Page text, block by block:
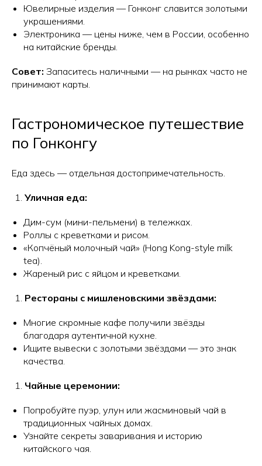
Ювелирные изделия — Гонконг славится золотыми
украшениями.
Электроника — цены ниже, чем в России, особенно
на китайские бренды.
Совет: Запаситесь наличными — на рынках часто не
принимают карты.
Гастрономическое путешествие
по Гонконгу
Еда здесь — отдельная достопримечательность.
Уличная еда:
Дим-сум (мини-пельмени) в тележках.
Роллы с креветками и рисом.
«Копчёный молочный чай» (Hong Kong-style milk
tea).
Жареный рис с яйцом и креветками.
Рестораны с мишленовскими звёздами:
Многие скромные кафе получили звёзды
благодаря аутентичной кухне.
Ищите вывески с золотыми звёздами — это знак
качества.
Чайные церемонии:
Попробуйте пуэр, улун или жасминовый чай в
традиционных чайных домах.
Узнайте секреты заваривания и историю
китайского чая.